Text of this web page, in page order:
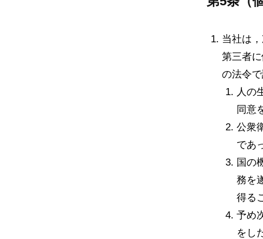
当社は
第三者
の法令
人の
同意
公衆
であ
国の
務を
得る
予め
をし